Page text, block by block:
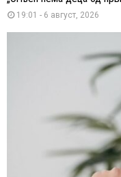
19:01 - 6 август, 2026